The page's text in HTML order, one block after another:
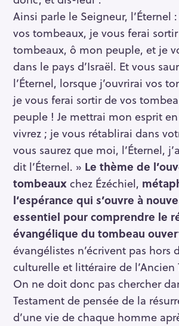
Ainsi parle le Seigneur, l’Éternel
vos tombeaux, je vous ferai
tombeaux, ô mon peuple, et je
dans le pays d’Israël. Et vous
l’Éternel, lorsque j’ouvrirai vos
je vous ferai sortir de vos
peuple ! Je mettrai mon esprit
vivrez ; je vous rétablirai dans
vous saurez que moi, l’Éternel,
dit l’Éternel. » Le thème de
tombeauxchez Ézéchiel,
l‘espérance qui s’ouvre à
essentiel pour comprendre le
évangélique du tombeau
évangélistes n’écrivent pas hors
culturelle et littéraire de l’Ancien
On ne doit donc pas chercher
Testament de pensée de la
d’une vie de chaque homme